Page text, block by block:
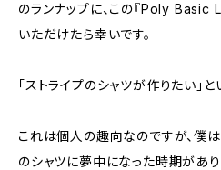
のランナップに、この『Poly
いただけたら幸いです。
「ストライプのシャツが作りたい」
これは個人の趣向なのですが、僕
のシャツに夢中になった時期があり